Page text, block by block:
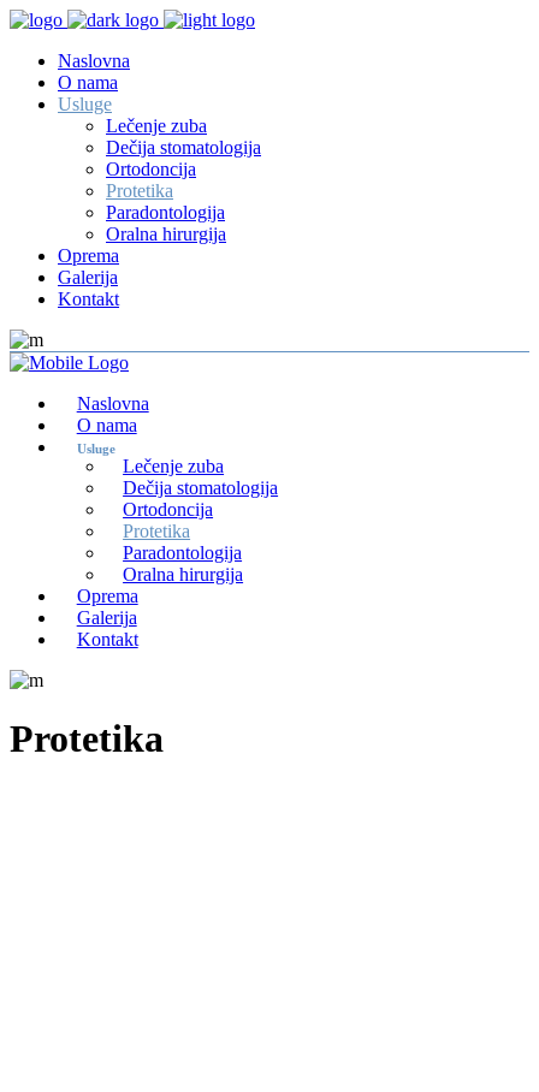
Naslovna
O nama
Usluge
Lečenje zuba
Dečija stomatologija
Ortodoncija
Protetika
Paradontologija
Oralna hirurgija
Oprema
Galerija
Kontakt
Naslovna
O nama
Usluge
Lečenje zuba
Dečija stomatologija
Ortodoncija
Protetika
Paradontologija
Oralna hirurgija
Oprema
Galerija
Kontakt
Protetika